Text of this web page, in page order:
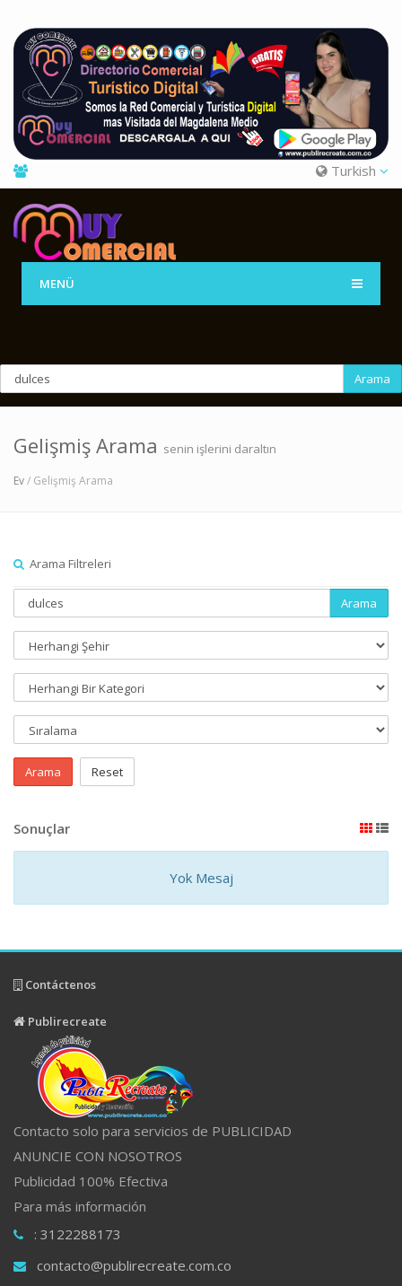
Turkish
MENÜ
Arama
Gelişmiş Arama senin işlerini daraltın
Ev/ Gelişmiş Arama
Arama Filtreleri
Arama
Arama Reset
Sonuçlar
Yok Mesaj
Contáctenos
Publirecreate
Contacto solo para servicios de PUBLICIDAD
ANUNCIE CON NOSOTROS
Publicidad 100% Efectiva
Para más información
: 3122288173
contacto@publirecreate.com.co